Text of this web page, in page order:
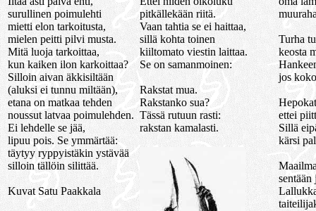
surullinen poimulehti
mietti elon tarkoitusta,
mielen peitti pilvi musta.
Mitä luoja tarkoittaa,
kun kaiken ilon karkoittaa?
Silloin aivan äkkisiltään
(aluksi ei tunnu miltään),
etana on matkaa tehden
noussut latvaa poimulehden.
Ei lehdelle se jää,
lipuu pois. Se ymmärtää:
täytyy ryppyistäkin ystävää
silloin tällöin silittää.
Kuvat Satu Paakkala
pitkällekään riitä.
Vaan tahtia se ei haittaa,
sillä kohta toinen
kiiltomato viestin laittaa.
Se on samanmoinen:
Rakstat mua.
Rakstanko sua?
Tässä rutuun rasti:
rakstan kamalasti.
Turha
keosta
jos
ettei
Sillä
kärsi